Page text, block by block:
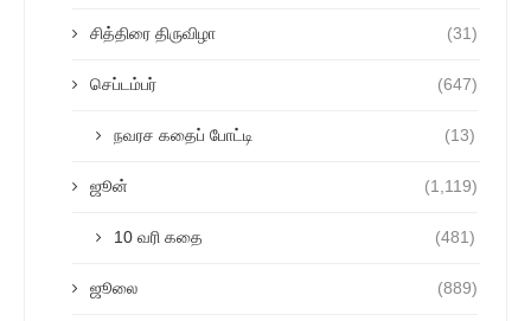
சித்திரை திருவிழா (31)
செப்டம்பர் (647)
நவரச கதைப் போட்டி (13)
ஜூன் (1,119)
10 வரி கதை (481)
ஜூலை (889)